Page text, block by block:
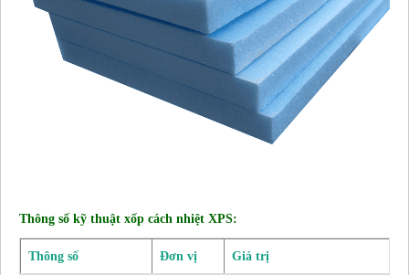
Thông số kỹ thuật xốp cách nhiệt XPS:
Thông số Đơn vị Giá trị